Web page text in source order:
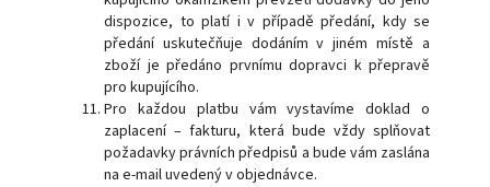
dispozice, to platí i v případě předání, kdy se
předání uskutečňuje dodáním v jiném místě a
zboží je předáno prvnímu dopravci k přepravě
pro kupujícího.
Pro každou platbu vám vystavíme doklad o
zaplacení – fakturu, která bude vždy splňovat
požadavky právních předpisů a bude vám zaslána
na e-mail uvedený v objednávce.